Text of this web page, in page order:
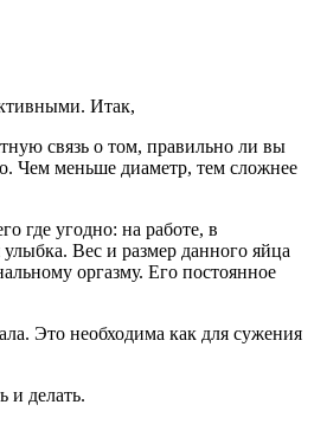
Итак,
связь о том, правильно ли вы
Чем меньше диаметр, тем сложнее
где угодно: на работе, в
Вес и размер данного яйца
оргазму. Его постоянное
Это необходима как для сужения
и делать.